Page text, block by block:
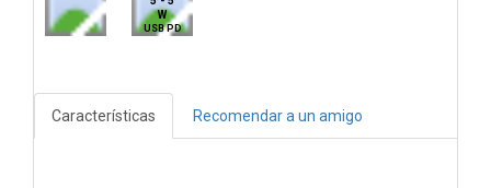
W
USB PD
Características Recomendar a un amigo